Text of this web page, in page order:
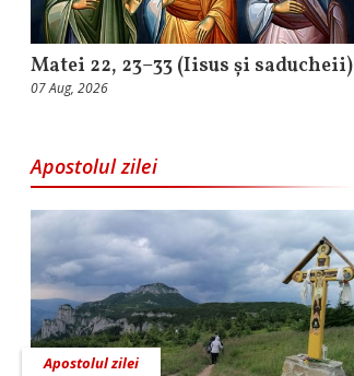
Matei 22, 23–33 (Iisus și saducheii)
07 Aug, 2026
Apostolul zilei
Apostolul zilei